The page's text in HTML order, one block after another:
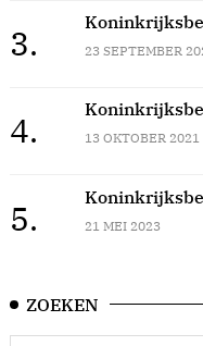
3. 23 SEPTEMBER
4. 13 OKTOBER 2021
5. 21 MEI 2023
ZOEKEN